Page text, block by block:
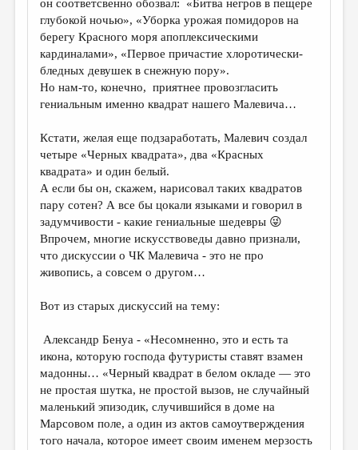
он соответсвенно обозвал: «Битва негров в пещере
глубокой ночью», «Уборка урожая помидоров на
берегу Красного моря апоплексическими
кардиналами», «Первое причастие хлоротически-
бледных девушек в снежную пору».
Но нам-то, конечно, приятнее провозгласить
гениальным именно квадрат нашего Малевича…
Кстати, желая еще подзаработать, Малевич создал
четыре «Черных квадрата», два «Красных
квадрата» и один белый.
А если бы он, скажем, нарисовал таких квадратов
пару сотен? А все бы цокали языками и говорил в
задумчивости - какие гениальные шедевры 😜
Впрочем, многие искусствоведы давно признали,
что дискуссии о ЧК Малевича - это не про
живопись, а совсем о другом…
Вот из старых дискуссий на тему:
Александр Бенуа - «Несомненно, это и есть та
икона, которую господа футуристы ставят взамен
мадонны… «Черный квадрат в белом окладе — это
не простая шутка, не простой вызов, не случайный
маленький эпизодик, случившийся в доме на
Марсовом поле, а один из актов самоутверждения
того начала, которое имеет своим именем мерзость